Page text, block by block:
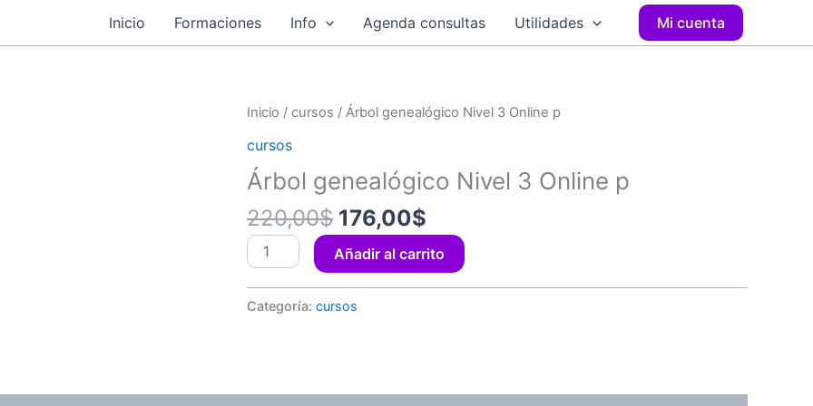
Inicio Formaciones Info Agenda consultas Utilidades Mi cuenta
Inicio / cursos / Árbol genealógico Nivel 3 Online p
cursos
Árbol genealógico Nivel 3 Online p
220,00$
El
era:
220,00$.
176,00$
El
es:
Árbol
3
Online
p
cantidad
Añadir al carrito
Categoría: cursos